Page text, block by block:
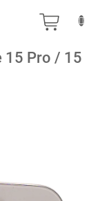
15 Pro / 15